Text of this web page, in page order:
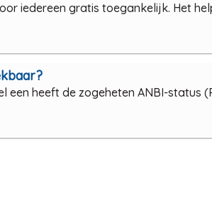
iedereen gratis toegankelijk. Het
een heeft de zogeheten ANBI-status